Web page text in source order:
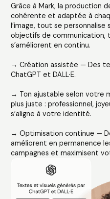
Grâce à Mark, la production
cohérente et adaptée à
l’image, tout se
objectifs de communication,
s’améliorent en continu.
→ Création assistée — Des
ChatGPT et DALL·E.
→ Ton ajustable selon votre
plus juste : professionnel,
s’aligne à votre identité.
→ Optimisation continue —
améliorent en permanence
campagnes et maximisent